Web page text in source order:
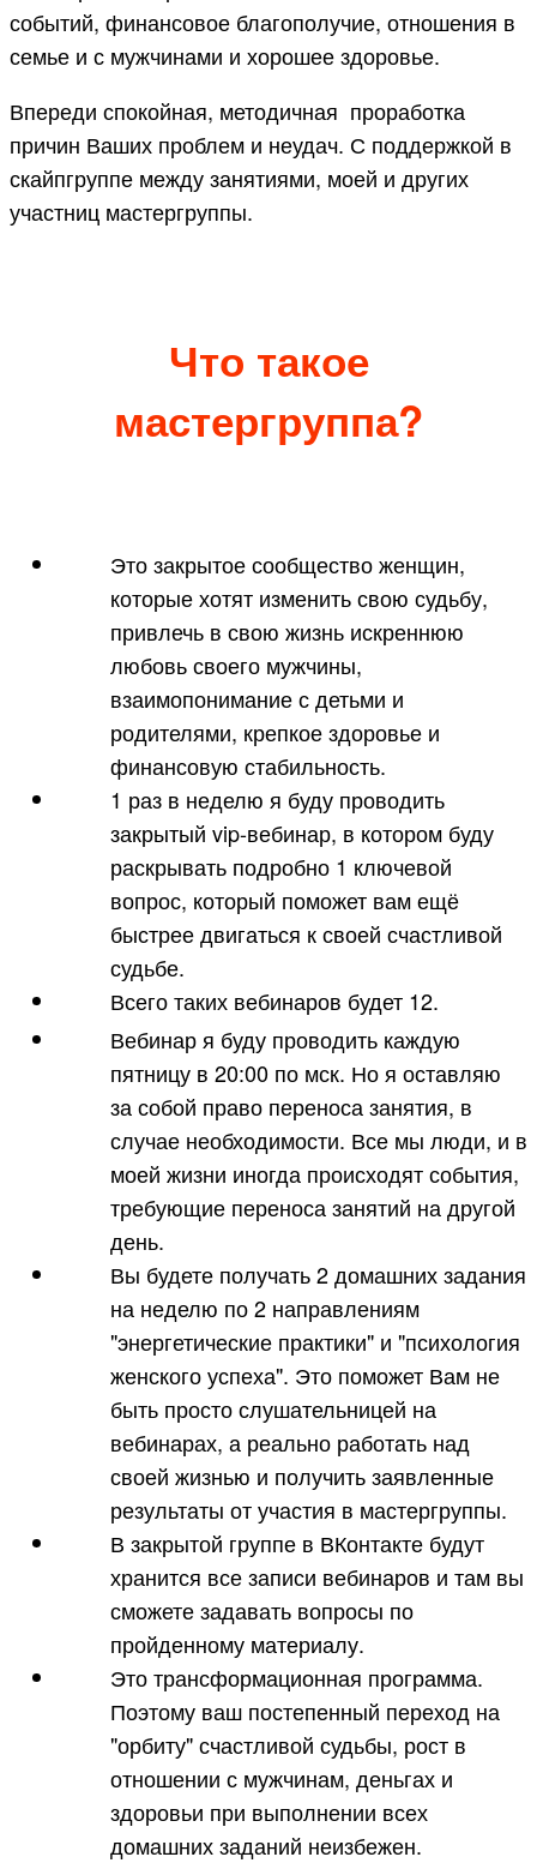
событий, финансовое благополучие, отношения в
семье и с мужчинами и хорошее здоровье.
Впереди спокойная, методичная проработка
причин Ваших проблем и неудач. С поддержкой в
скайпгруппе между занятиями, моей и других
участниц мастергруппы.
Что такое
мастергруппа?
Это закрытое сообщество женщин,
которые хотят изменить свою судьбу,
привлечь в свою жизнь искреннюю
любовь своего мужчины,
взаимопонимание с детьми и
родителями, крепкое здоровье и
финансовую стабильность.
1 раз в неделю я буду проводить
закрытый vip-вебинар, в котором буду
раскрывать подробно 1 ключевой
вопрос, который поможет вам ещё
быстрее двигаться к своей счастливой
судьбе.
Всего таких вебинаров будет 12.
Вебинар я буду проводить каждую
пятницу в 20:00 по мск. Но я оставляю
за собой право переноса занятия, в
случае необходимости. Все мы люди, и в
моей жизни иногда происходят события,
требующие переноса занятий на другой
день.
Вы будете получать 2 домашних задания
на неделю по 2 направлениям
"энергетические практики" и "психология
женского успеха". Это поможет Вам не
быть просто слушательницей на
вебинарах, а реально работать над
своей жизнью и получить заявленные
результаты от участия в мастергруппы.
В закрытой группе в ВКонтакте будут
хранится все записи вебинаров и там вы
сможете задавать вопросы по
пройденному материалу.
Это трансформационная программа.
Поэтому ваш постепенный переход на
"орбиту" счастливой судьбы, рост в
отношении с мужчинам, деньгах и
здоровьи при выполнении всех
домашних заданий неизбежен.